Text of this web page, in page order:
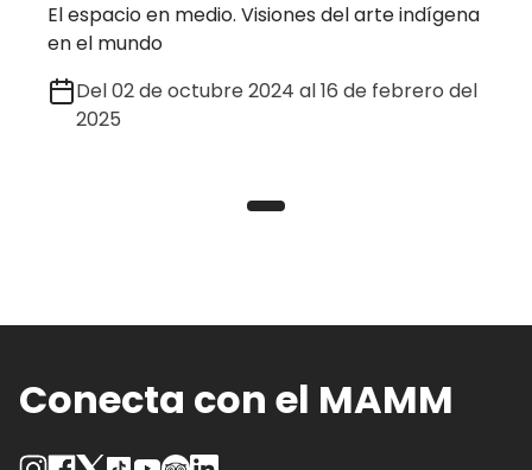
El espacio en medio. Visiones del arte indígena
en el mundo
Del 02 de octubre 2024 al 16 de febrero del
2025
Conecta con el MAMM